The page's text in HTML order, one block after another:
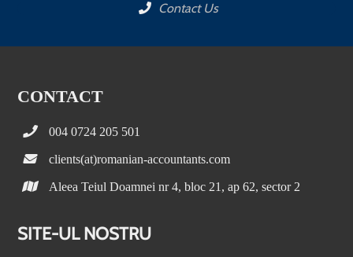
Contact Us
CONTACT
004 0724 205 501
clients(at)romanian-accountants.com
Aleea Teiul Doamnei nr 4, bloc 21, ap 62, sector 2
SITE-UL NOSTRU